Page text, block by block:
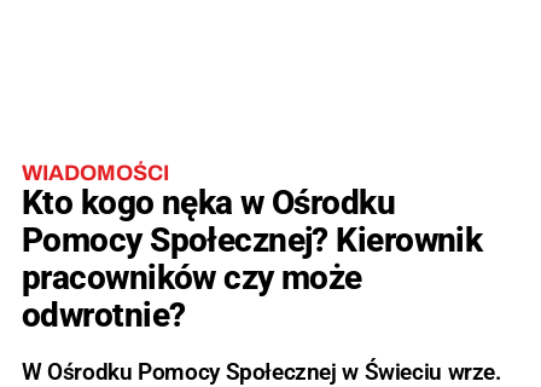
WIADOMOŚCI
Kto kogo nęka w Ośrodku
Pomocy Społecznej? Kierownik
pracowników czy może
odwrotnie?
W Ośrodku Pomocy Społecznej w Świeciu wrze.